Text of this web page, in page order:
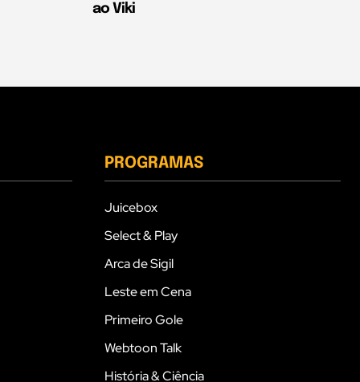
ao Viki
PROGRAMAS
Juicebox
Select & Play
Arca de Sigil
Leste em Cena
Primeiro Gole
Webtoon Talk
História & Ciência